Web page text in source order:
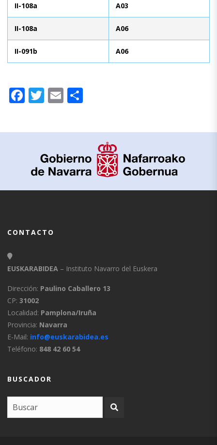
II-108a A03
II-108a A06
II-091b A06
Facebook
Twitter
Email
CONTACTO
EUSKARABIDEA – Instituto Navarro del Euskera
Dirección: Paulino Caballero 13
CP: 31002
Localidad: Pamplona/Iruña
Provincia: Navarra
E-Mail: info@euskarabidea.es
Teléfono: 848 42 60 54
BUSCADOR